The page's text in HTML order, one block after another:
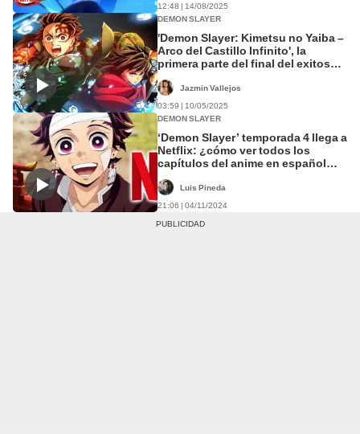
12:48 | 14/08/2025
DEMON SLAYER
'Demon Slayer: Kimetsu no Yaiba –
Arco del Castillo Infinito', la
primera parte del final del exitoso
estreno en Perú
Jazmin Vallejos
03:59 | 10/05/2025
DEMON SLAYER
‘Demon Slayer’ temporada 4 llega a
Netflix: ¿cómo ver todos los
capítulos del anime en español
Luis Pineda
21:06 | 04/11/2024